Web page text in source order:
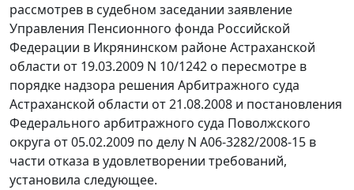
рассмотрев в судебном заседании заявление
Управления Пенсионного фонда Российской
Федерации в Икрянинском районе Астраханской
области от 19.03.2009 N 10/1242 о пересмотре в
порядке надзора решения Арбитражного суда
Астраханской области от 21.08.2008 и постановления
Федерального арбитражного суда Поволжского
округа от 05.02.2009 по делу N А06-3282/2008-15 в
части отказа в удовлетворении требований,
установила следующее.